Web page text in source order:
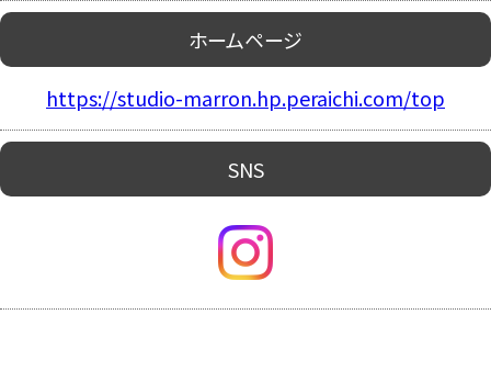
ホームページ
https://studio-marron.hp.peraichi.com/top
SNS